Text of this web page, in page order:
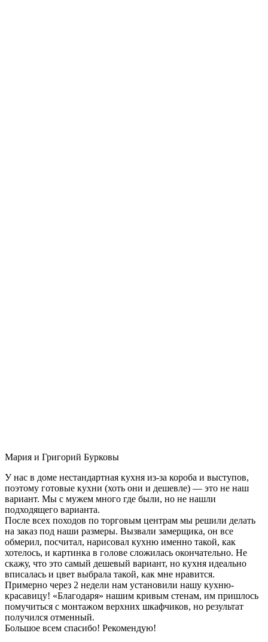
Мария и Григорий Бурковы
У нас в доме нестандартная кухня из-за короба и выступов,
поэтому готовые кухни (хоть они и дешевле) — это не наш
вариант. Мы с мужем много где были, но не нашли
подходящего варианта.
После всех походов по торговым центрам мы решили делать
на заказ под наши размеры. Вызвали замерщика, он все
обмерил, посчитал, нарисовал кухню именно такой, как
хотелось, и картинка в голове сложилась окончательно. Не
скажу, что это самый дешевый вариант, но кухня идеально
вписалась и цвет выбрала такой, как мне нравится.
Примерно через 2 недели нам установили нашу кухню-
красавицу! «Благодаря» нашим кривым стенам, им пришлось
помучиться с монтажом верхних шкафчиков, но результат
получился отменный.
Большое всем спасибо! Рекомендую!